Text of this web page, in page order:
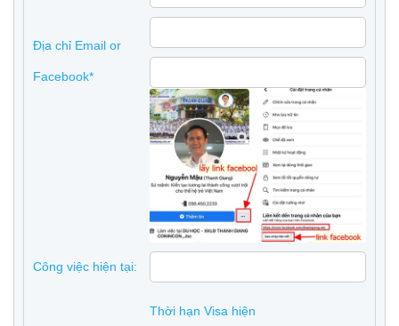
Địa chỉ Email or
Facebook*
Công việc hiện tại:
Thời hạn Visa hiện